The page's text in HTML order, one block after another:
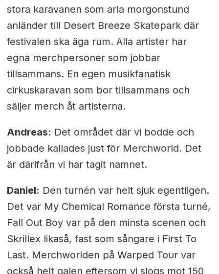
stora karavanen som arla morgonstund
anländer till Desert Breeze Skatepark där
festivalen ska äga rum. Alla artister har
egna merchpersoner som jobbar
tillsammans. En egen musikfanatisk
cirkuskaravan som bor tillsammans och
säljer merch åt artisterna.
Andreas: Det området där vi bodde och
jobbade kallades just för Merchworld. Det
är därifrån vi har tagit namnet.
Daniel: Den turnén var helt sjuk egentligen.
Det var My Chemical Romance första turné,
Fall Out Boy var på den minsta scenen och
Skrillex likaså, fast som sångare i First To
Last. Merchworlden på Warped Tour var
också helt galen eftersom vi slogs mot 150